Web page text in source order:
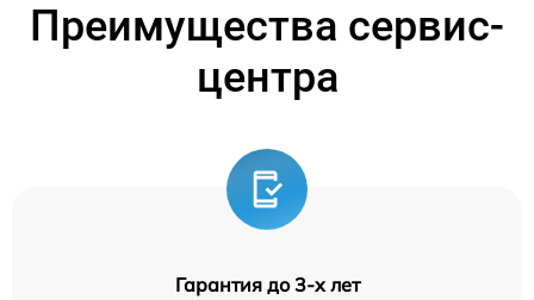
Преимущества сервис-
центра
Гарантия до 3-х лет